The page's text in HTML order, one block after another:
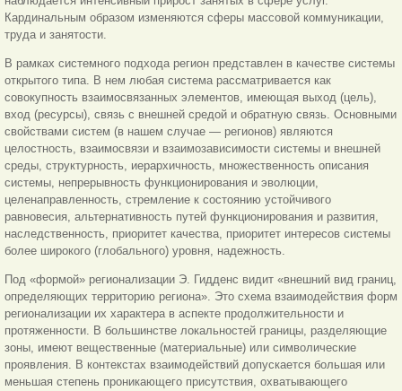
Кардинальным образом изменяются сферы массовой коммуникации,
труда и занятости.
В рамках системного подхода регион представлен в качестве системы
открытого типа. В нем любая система рассматривается как
совокупность взаимосвязанных элементов, имеющая выход (цель),
вход (ресурсы), связь с внешней средой и обратную связь. Основными
свойствами систем (в нашем случае — регионов) являются
целостность, взаимосвязи и взаимозависимости системы и внешней
среды, структурность, иерархичность, множественность описания
системы, непрерывность функционирования и эволюции,
целенаправленность, стремление к состоянию устойчивого
равновесия, альтернативность путей функционирования и развития,
наследственность, приоритет качества, приоритет интересов системы
более широкого (глобального) уровня, надежность.
Под «формой» регионализации Э. Гидденс видит «внешний вид границ,
определяющих территорию региона». Это схема взаимодействия форм
регионализации их характера в аспекте продолжительности и
протяженности. В большинстве локальностей границы, разделяющие
зоны, имеют вещественные (материальные) или символические
проявления. В контекстах взаимодействий допускается большая или
меньшая степень проникающего присутствия, охватывающего